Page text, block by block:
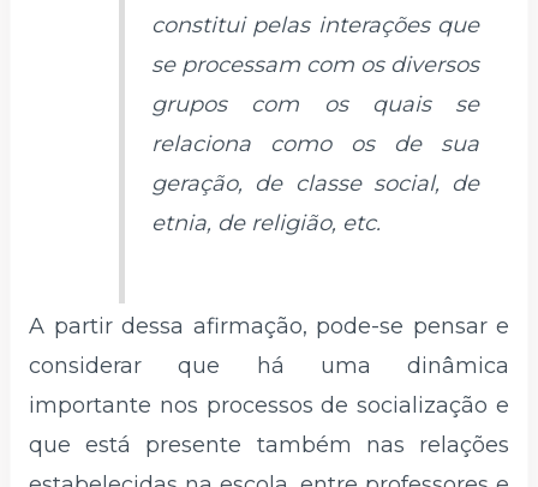
constitui pelas interações que
se processam com os diversos
grupos com os quais se
relaciona como os de sua
geração, de classe social, de
etnia, de religião, etc.
A partir dessa afirmação, pode-se pensar e
considerar que há uma dinâmica
importante nos processos de socialização e
que está presente também nas relações